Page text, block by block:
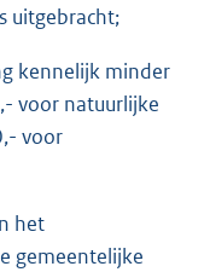
uitgebracht;
kennelijk minder
voor natuurlijke
voor
het
gemeentelijke